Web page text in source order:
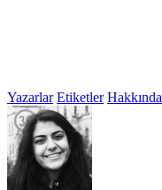
Yazarlar Etiketler Hakkında